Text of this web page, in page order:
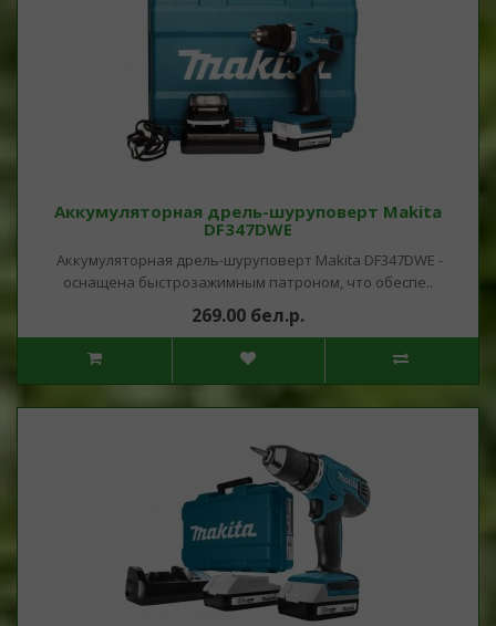
Аккумуляторная дрель-шуруповерт Makita
DF347DWE
Аккумуляторная дрель-шуруповерт Makita DF347DWE -
оснащена быстрозажимным патроном, что обеспе..
269.00 бел.р.